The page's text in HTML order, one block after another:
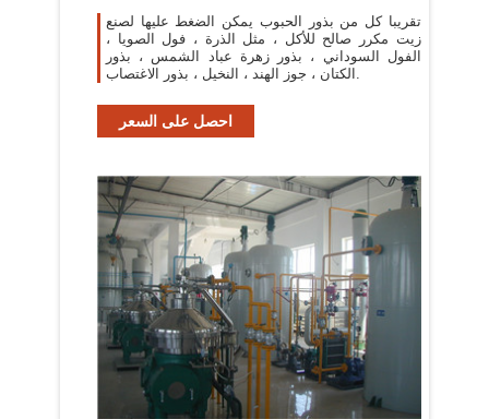
تقريبا كل من بذور الحبوب يمكن الضغط عليها لصنع
زيت مكرر صالح للأكل ، مثل الذرة ، فول الصويا ،
الفول السوداني ، بذور زهرة عباد الشمس ، بذور
الكتان ، جوز الهند ، النخيل ، بذور الاغتصاب.
احصل على السعر